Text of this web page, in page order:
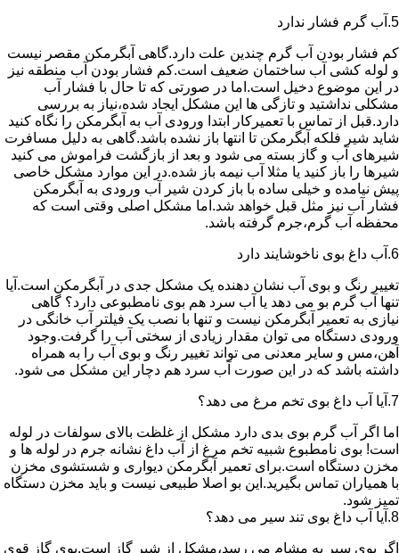
5.آب گرم فشار ندارد
کم فشار بودن آب گرم چندین علت دارد.گاهی آبگرمکن مقصر نیست
و لوله کشی آب ساختمان ضعیف است.کم فشار بودن آب منطقه نیز
در این موضوع دخیل است.اما در صورتی که تا حال با فشار آب
مشکلی نداشتید و تازگی ها این مشکل ایجاد شده،نیاز به بررسی
دارد.قبل از تماس با تعمیرکار ابتدا ورودی آب به آبگرمکن را نگاه کنید
شاید شیر فلکه آبگرمکن تا انتها باز نشده باشد.گاهی به دلیل مسافرت
شیرهای آب و گاز بسته می شود و بعد از بازگشت فراموش می کنید
شیرها را باز کنید یا مثلا آب نیمه باز شده.در این موارد مشکل خاصی
پیش نیامده و خیلی ساده با باز کردن شیر آب ورودی به آبگرمکن
فشار آب نیز مثل قبل خواهد شد.اما مشکل اصلی وقتی است که
محفظه آب گرم،جرم گرفته باشد.
6.آب داغ بوی ناخوشایند دارد
تغییر رنگ و بوی آب نشان دهنده یک مشکل جدی در آبگرمکن است.آیا
تنها آب گرم بو می دهد یا آب سرد هم بوی نامطبوعی دارد؟ گاهی
نیازی به تعمیر آبگرمکن نیست و تنها با نصب یک فیلتر آب خانگی در
ورودی دستگاه می توان مقدار زیادی از سختی آب را گرفت.وجود
آهن،مس و سایر معدنی می تواند تغییر رنگ و بوی آب را به همراه
داشته باشد که در این صورت آب سرد هم دچار این مشکل می شود.
7.آیا آب داغ بوی تخم مرغ می دهد؟
اما اگر آب گرم بوی بدی دارد مشکل از غلظت بالای سولفات در لوله
است! بوی نامطبوع شبیه تخم مرغ از آب داغ نشانه جرم در لوله ها و
مخزن دستگاه است.برای تعمیر آبگرمکن دیواری و شستشوی مخزن
با همیاران تماس بگیرید.این بو اصلا طبیعی نیست و باید مخزن دستگاه
تمیز شود.
8.آیا آب داغ بوی تند سیر می دهد؟
اگر بوی سیر به مشام می رسد،مشکل از شیر گاز است.بوی گاز قوی